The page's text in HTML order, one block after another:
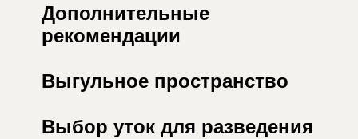
Дополнительные
рекомендации
Выгульное пространство
Выбор уток для разведения